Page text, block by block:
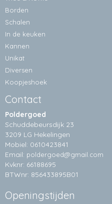
Borden
Schalen
In de keuken
Kannen
Unikat
Diversen
Koopjeshoek
Contact
Poldergoed
Schuddebeursdijk 23
3209 LG Hekelingen
Mobiel: 0610423841
Email: poldergoed@gmail.com
Kvknr: 66188695
BTWnr: 856433895B01
Openingstijden